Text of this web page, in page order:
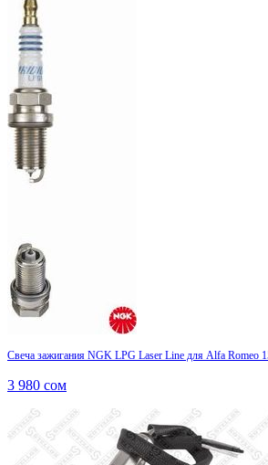
Свеча зажигания NGK LPG Laser Line для Alfa Romeo
3 980 сом